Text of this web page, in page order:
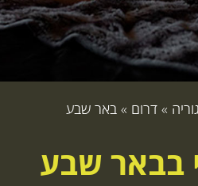
»דרום »באר שבע
בבאר שבע